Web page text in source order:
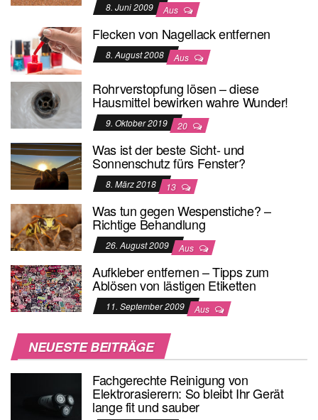
8. Juni 2009 Aus
Flecken von Nagellack entfernen
8. August 2008 Aus
Rohrverstopfung lösen – diese
Hausmittel bewirken wahre Wunder!
9. Oktober 2019 20
Was ist der beste Sicht- und
Sonnenschutz fürs Fenster?
8. März 2018 13
Was tun gegen Wespenstiche? –
Richtige Behandlung
26. August 2009 Aus
Aufkleber entfernen – Tipps zum
Ablösen von lästigen Etiketten
11. September 2009 Aus
NEUESTE BEITRÄGE
Fachgerechte Reinigung von
Elektrorasierern: So bleibt Ihr Gerät
lange fit und sauber